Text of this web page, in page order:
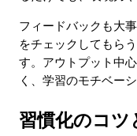
フィードバックも大
をチェックしてもら
す。アウトプット中
く、学習のモチベー
習慣化のコ